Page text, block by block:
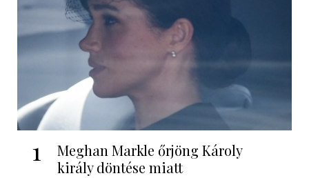
1
Meghan Markle őrjöng Károly
király döntése miatt